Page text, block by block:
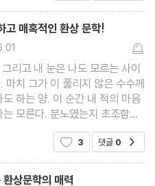
고 매혹적인 환상 문학!
리고 내 눈은 나도 모르는 사이
마치 그가 이 풀리지 않은 수수께
하는 양. 이 순간 내 적의 마음
모른다. 분노였는지 초조함이
, 아니면 실망이었는지 말이다.
는
3 댓글 0
상문학의 매력